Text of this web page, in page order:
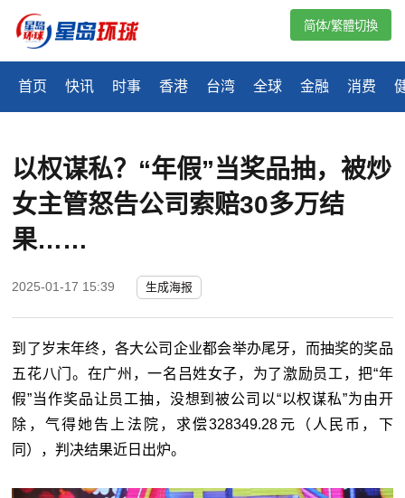
首页 快讯 时事 香港 台湾 全球 金融 消费
简体/繁體切換
以权谋私？“年假”当奖品抽，被炒
女主管怒告公司索赔30多万结
果……
2025-01-17 15:39 生成海报
到了岁末年终，各大公司企业都会举办尾牙，而抽奖的奖品
五花八门。在广州，一名吕姓女子，为了激励员工，把“年
假”当作奖品让员工抽，没想到被公司以“以权谋私”为由开
除，气得她告上法院，求偿328349.28元（人民币，下
同），判决结果近日出炉。